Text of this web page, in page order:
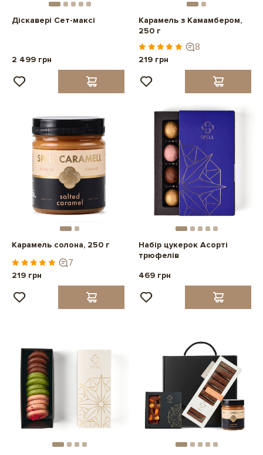
Діскавері Сет-максі
2 499 грн
Карамель з Камамбером,
250 г
8
219 грн
Карамель солона, 250 г
7
219 грн
Набір цукерок Асорті
трюфелів
469 грн